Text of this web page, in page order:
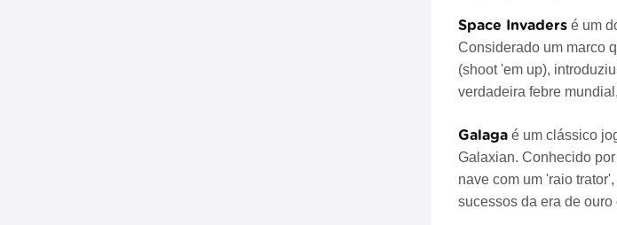
Space Invaders é um
Considerado um marco
(shoot 'em up),
verdadeira febre
Galaga é um clássico
Galaxian. Conhecido
nave com um 'raio
sucessos da era de ouro